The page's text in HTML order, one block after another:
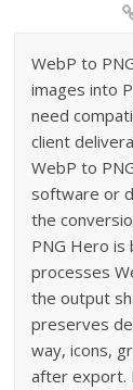
WebP to
images into
need
client
WebP to
software or
the
PNG Hero
processes
the output
preserves
way, icons,
after export.